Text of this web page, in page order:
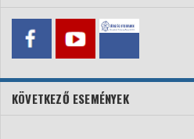
KÖVETKEZŐ ESEMÉNYEK